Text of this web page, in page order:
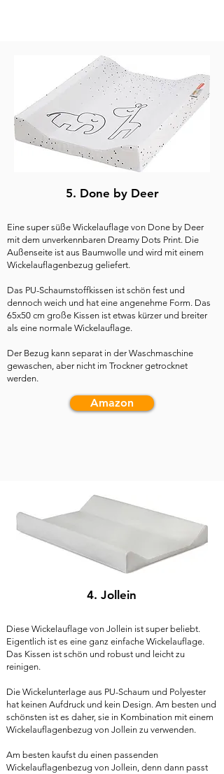
5. Done by Deer
Eine super süße Wickelauflage von Done by Deer
mit dem unverkennbaren Dreamy Dots Print. Die
Außenseite ist aus Baumwolle und wird mit einem
Wickelauflagenbezug geliefert.
Das PU-Schaumstoffkissen ist schön fest und
dennoch weich und hat eine angenehme Form. Das
65x50 cm große Kissen ist etwas kürzer und breiter
als eine normale Wickelauflage.
Der Bezug kann separat in der Waschmaschine
gewaschen, aber nicht im Trockner getrocknet
werden.
Amazon
4. Jollein​
Diese Wickelauflage von Jollein ist super beliebt.
Eigentlich ist es eine ganz einfache Wickelauflage.
Das Kissen ist schön und robust und leicht zu
reinigen.
Die Wickelunterlage aus PU-Schaum und Polyester
hat keinen Aufdruck und kein Design. Am besten und
schönsten ist es daher, sie in Kombination mit einem
Wickelauflagenbezug von Jollein zu verwenden.
Am besten kaufst du einen passenden
Wickelauflagenbezug von Jollein, denn dann passt